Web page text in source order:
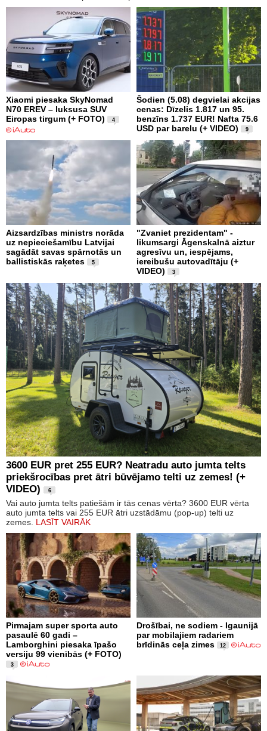
Xiaomi piesaka SkyNomad
N70 EREV – luksusa SUV
Eiropas tirgum (+ FOTO)
4
Šodien (5.08) degvielai akcijas
cenas: Dīzelis 1.817 un 95.
benzīns 1.737 EUR! Nafta 75.6
USD par barelu (+ VIDEO)
9
Aizsardzības ministrs norāda
uz nepieciešamību Latvijai
sagādāt savas spārnotās un
ballistiskās raķetes
5
"Zvaniet prezidentam" -
likumsargi Āgenskalnā aiztur
agresīvu un, iespējams,
iereibušu autovadītāju (+
VIDEO)
3
3600 EUR pret 255 EUR? Neatradu auto jumta telts
priekšrocības pret ātri būvējamo telti uz zemes! (+
VIDEO)
6
Vai auto jumta telts patiešām ir tās cenas vērta? 3600 EUR vērta
auto jumta telts vai 255 EUR ātri uzstādāmu (pop-up) telti uz
zemes. LASĪT VAIRĀK
Pirmajam super sporta auto
pasaulē 60 gadi –
Lamborghini piesaka īpašo
versiju 99 vienībās (+ FOTO)
3
Drošībai, ne sodiem - Igaunijā
par mobilajiem radariem
brīdinās ceļa zimes
12